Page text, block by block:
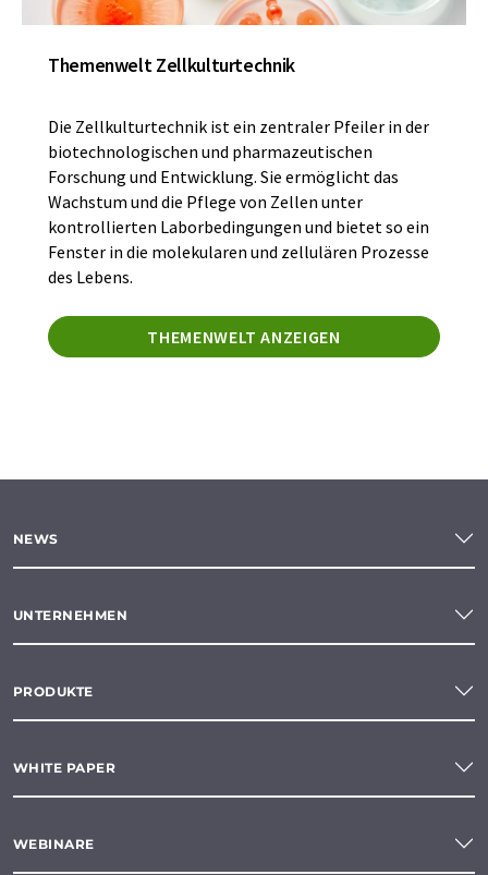
Themenwelt Zellkulturtechnik
Die Zellkulturtechnik ist ein zentraler Pfeiler in der
biotechnologischen und pharmazeutischen
Forschung und Entwicklung. Sie ermöglicht das
Wachstum und die Pflege von Zellen unter
kontrollierten Laborbedingungen und bietet so ein
Fenster in die molekularen und zellulären Prozesse
des Lebens.
THEMENWELT ANZEIGEN
NEWS
UNTERNEHMEN
PRODUKTE
WHITE PAPER
WEBINARE